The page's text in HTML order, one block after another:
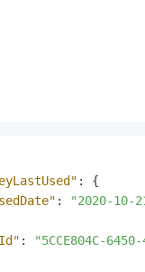
:
{
:
"2020-10-
:
"5CCE804C-